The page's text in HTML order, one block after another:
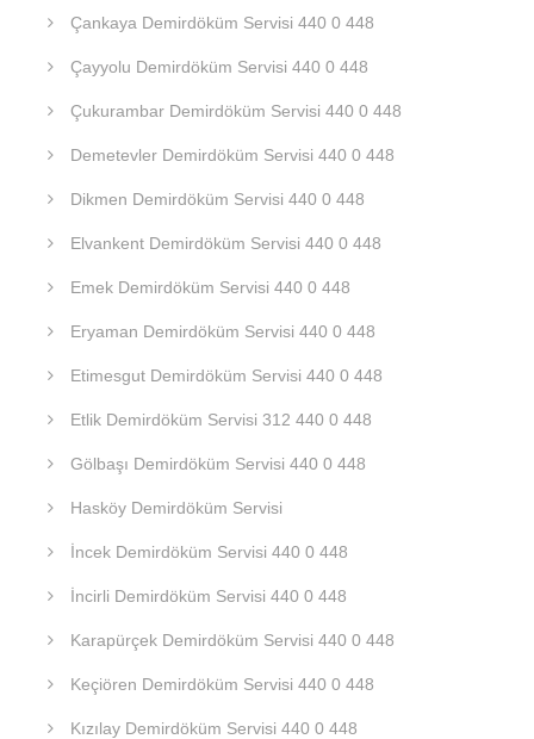
Çankaya Demirdöküm Servisi 440 0 448
Çayyolu Demirdöküm Servisi 440 0 448
Çukurambar Demirdöküm Servisi 440 0 448
Demetevler Demirdöküm Servisi 440 0 448
Dikmen Demirdöküm Servisi 440 0 448
Elvankent Demirdöküm Servisi 440 0 448
Emek Demirdöküm Servisi 440 0 448
Eryaman Demirdöküm Servisi 440 0 448
Etimesgut Demirdöküm Servisi 440 0 448
Etlik Demirdöküm Servisi 312 440 0 448
Gölbaşı Demirdöküm Servisi 440 0 448
Hasköy Demirdöküm Servisi
İncek Demirdöküm Servisi 440 0 448
İncirli Demirdöküm Servisi 440 0 448
Karapürçek Demirdöküm Servisi 440 0 448
Keçiören Demirdöküm Servisi 440 0 448
Kızılay Demirdöküm Servisi 440 0 448